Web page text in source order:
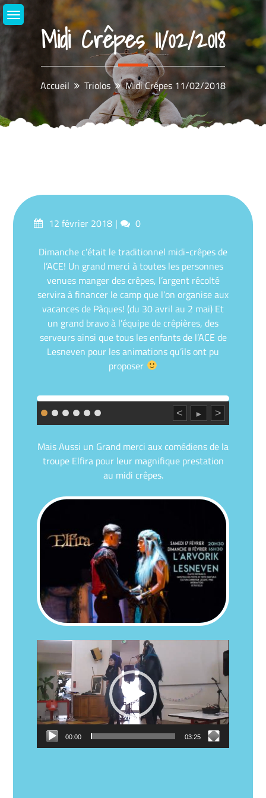
Aller
au
contenu
Midi Crêpes 11/02/2018
Accueil Triolos Midi Crêpes 11/02/2018
Posté12 février 2018 commentaires
0
Dimanche c’était le traditionnel midi-crêpes de
l’ACE! Un grand merci à toutes les personnes
venues manger des crêpes, l’argent récolté
servira à financer le camp que l’on organise aux
vacances de Pâques! (du 30 avril au 2 mai) Et
un grand bravo à l’équipe decrêpières, des
serveurs ainsi que tous les enfants de l’ACE de
Lesneven pour les animations qu’ils ont pu
proposer
< ► >
MaisAussi un Grand merci aux comédiens de la
troupe Elfirapour leur magnifique prestation
au midi crêpes.
Lecteur
vidéo
00:00 03:25